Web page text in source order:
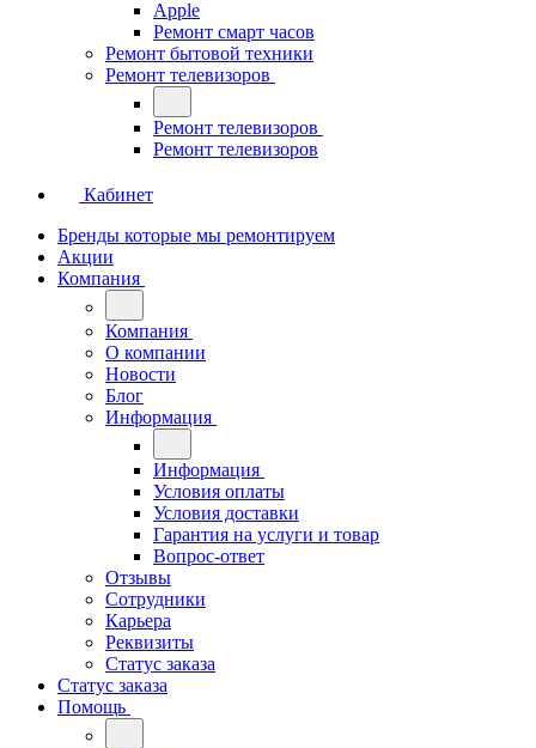
Apple
Ремонт смарт часов
Ремонт бытовой техники
Ремонт телевизоров
Ремонт телевизоров
Ремонт телевизоров
Кабинет
Бренды которые мы ремонтируем
Акции
Компания
Компания
О компании
Новости
Блог
Информация
Информация
Условия оплаты
Условия доставки
Гарантия на услуги и товар
Вопрос-ответ
Отзывы
Сотрудники
Карьера
Реквизиты
Статус заказа
Статус заказа
Помощь